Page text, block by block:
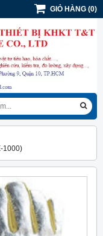
GIỎ HÀNG (0)
1000)